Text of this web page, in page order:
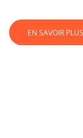
EN SAVOIR PLUS